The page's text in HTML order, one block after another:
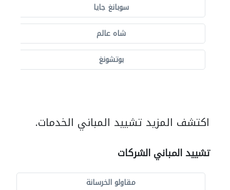
سوبانغ جايا
شاه عالم
بوتشونغ
اكتشف المزيد تشييد المباني الخدمات.
تشييد المباني الشركات
مقاولو الخرسانة